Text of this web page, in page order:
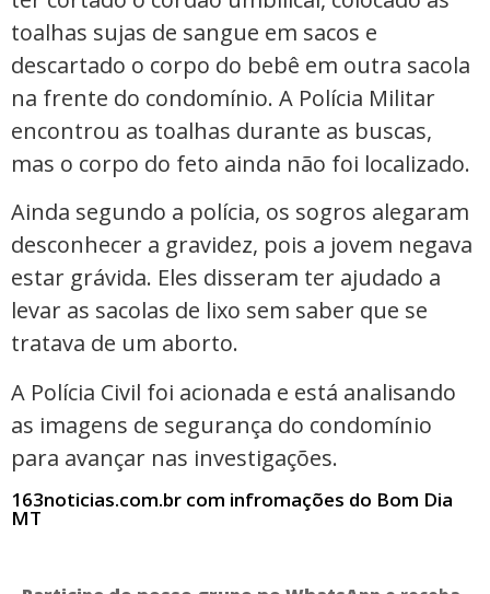
toalhas sujas de sangue em sacos e
descartado o corpo do bebê em outra sacola
na frente do condomínio. A Polícia Militar
encontrou as toalhas durante as buscas,
mas o corpo do feto ainda não foi localizado.
Ainda segundo a polícia, os sogros alegaram
desconhecer a gravidez, pois a jovem negava
estar grávida. Eles disseram ter ajudado a
levar as sacolas de lixo sem saber que se
tratava de um aborto.
A Polícia Civil foi acionada e está analisando
as imagens de segurança do condomínio
para avançar nas investigações.
163noticias.com.br com infromações do Bom Dia
MT